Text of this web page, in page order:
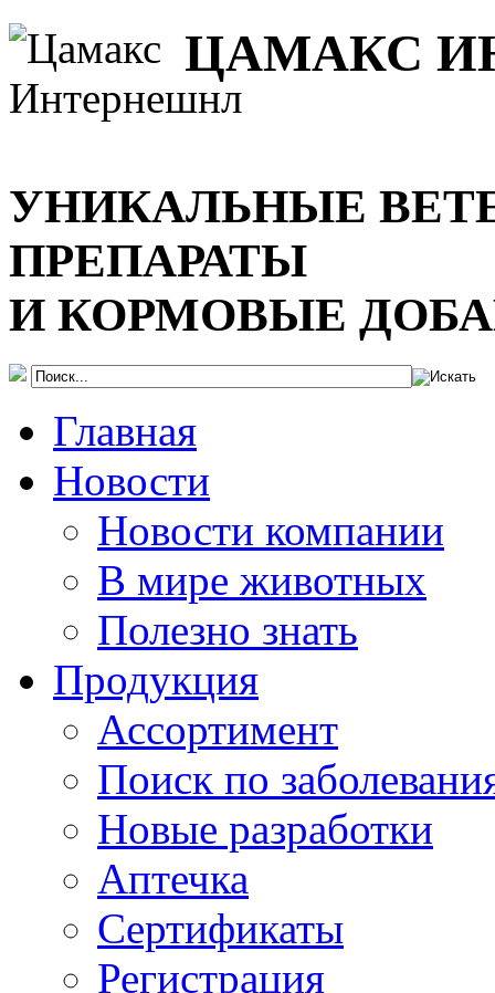
ЦАМАКС
УНИКАЛЬНЫЕ
ПРЕПАРАТЫ
И КОРМОВЫЕ
Главная
Новости
Новости компании
В мире животных
Полезно знать
Продукция
Ассортимент
Поиск по
Новые разработки
Аптечка
Сертификаты
Регистрация